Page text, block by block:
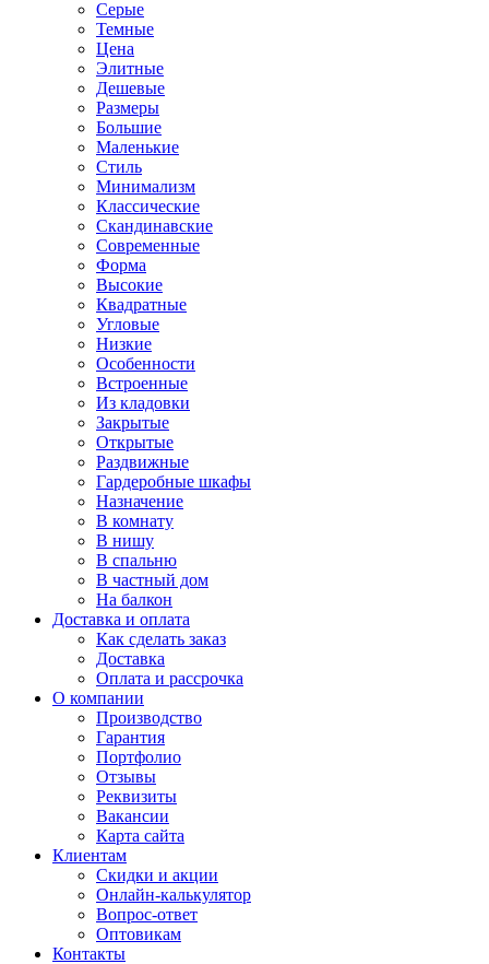
Серые
Темные
Цена
Элитные
Дешевые
Размеры
Большие
Маленькие
Стиль
Минимализм
Классические
Скандинавские
Современные
Форма
Высокие
Квадратные
Угловые
Низкие
Особенности
Встроенные
Из кладовки
Закрытые
Открытые
Раздвижные
Гардеробные шкафы
Назначение
В комнату
В нишу
В спальню
В частный дом
На балкон
Доставка и оплата
Как сделать заказ
Доставка
Оплата и рассрочка
О компании
Производство
Гарантия
Портфолио
Отзывы
Реквизиты
Вакансии
Карта сайта
Клиентам
Скидки и акции
Онлайн-калькулятор
Вопрос-ответ
Оптовикам
Контакты